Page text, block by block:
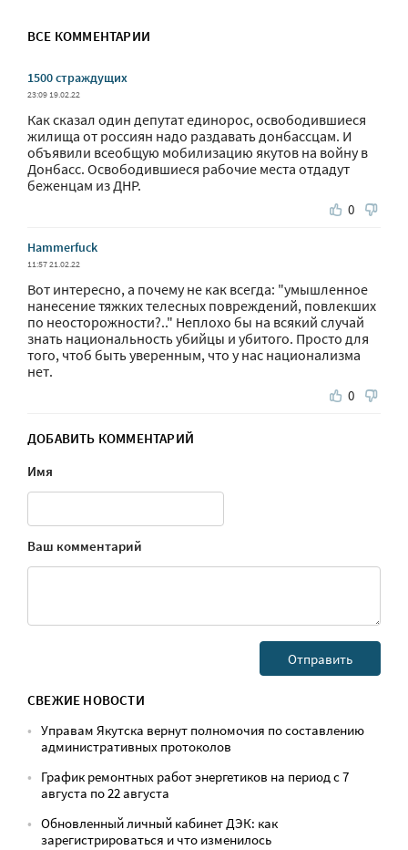
ВСЕ КОММЕНТАРИИ
1500 страждущих
23:09 19.02.22
Как сказал один депутат единорос, освободившиеся
жилища от россиян надо раздавать донбассцам. И
объявили всеобщую мобилизацию якутов на войну в
Донбасс. Освободившиеся рабочие места отдадут
беженцам из ДНР.
0
Hammerfuck
11:57 21.02.22
Вот интересно, а почему не как всегда: "умышленное
нанесение тяжких телесных повреждений, повлекших
по неосторожности?.." Неплохо бы на всякий случай
знать национальность убийцы и убитого. Просто для
того, чтоб быть уверенным, что у нас национализма
нет.
0
ДОБАВИТЬ КОММЕНТАРИЙ
Имя
Ваш комментарий
СВЕЖИЕ НОВОСТИ
Управам Якутска вернут полномочия по составлению
административных протоколов
График ремонтных работ энергетиков на период с 7
августа по 22 августа
Обновленный личный кабинет ДЭК: как
зарегистрироваться и что изменилось